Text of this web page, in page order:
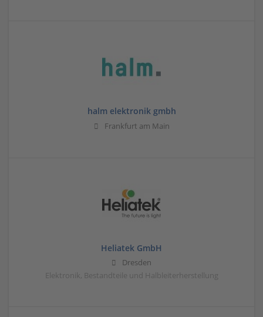
halm elektronik gmbh
Frankfurt am Main
Heliatek GmbH
Dresden
Elektronik, Bestandteile und Halbleiterherstellung